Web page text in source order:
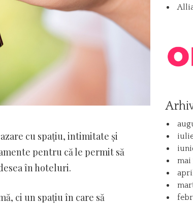
cu spațiu, intimitate și
pentru că le permit să
în hoteluri.
ci un spațiu în care să
mai